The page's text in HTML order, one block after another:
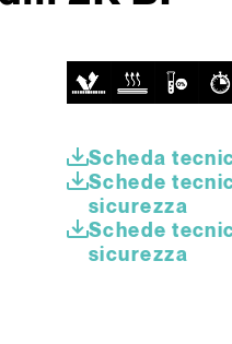
Scheda
Schede
sicurezza
Schede
sicurezza